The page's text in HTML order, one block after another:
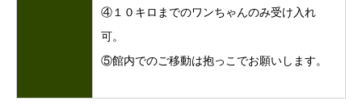
④１０キロまでのワンちゃんのみ受け入れ
可。
⑤館内でのご移動は抱っこでお願いします。